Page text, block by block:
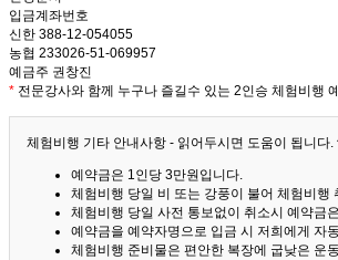
입금계좌번호
신한 388-12-054055
농협 233026-51-069957
예금주 권창진
* 전문강사와 함께 누구나 즐길수 있는 2인승 체험비행
체험비행 기타 안내사항 - 읽어두시면 도움이 됩니다.
예약금은 1인당 3만원입니다.
체험비행 당일 비 또는 강풍이 불어 체험비
체험비행 당일 사전 통보없이 취소시 예약금
예약금을 예약자명으로 입금 시 저희에게 자
체험비행 준비물은 편안한 복장에 굽낮은 운